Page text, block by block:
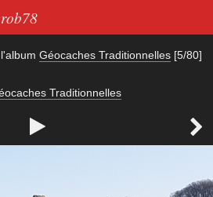
Géocaches Traditionnelles [5/80]
Traditionnelles
 